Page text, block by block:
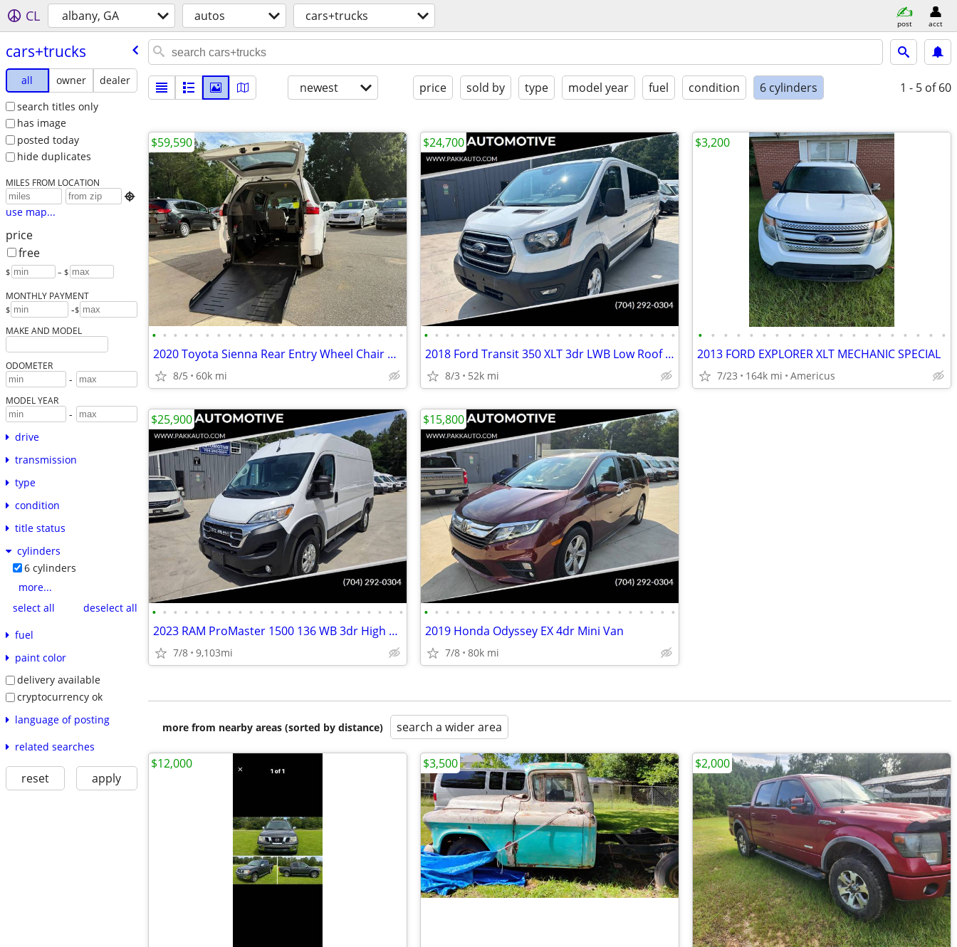
CL albany, GA autos cars+trucks post acct
cars+trucks
all owner
dealer
search titles only
has image
posted today
hide duplicates
MILES FROM LOCATION

use map...
price
free
$ – $
MONTHLY PAYMENT
$ -$
MAKE AND MODEL
ODOMETER
-
MODEL YEAR
-
drive
transmission
type
condition
title status
cylinders
6 cylinders
more...
select all
deselect all
fuel
paint color
delivery available
cryptocurrency ok
language of posting
related searches
reset apply
newest price sold by type model year fuel condition 6 cylinders 1 - 5 of 60
• • • • • • • • • • • • • • • • • • • • • • • •
2020 Toyota Sienna Rear Entry Wheel Chair Accessible
8/5 60k mi
$59,590
• • • • • • • • • • • • • • • • • • • • • • • •
2018 Ford Transit 350 XLT 3dr LWB Low Roof Passenger Van w/Sliding Sid
8/3 52k mi
$24,700
• • • • • • • • • • • • • • • • • • • •
2013 FORD EXPLORER XLT MECHANIC SPECIAL
7/23 164k mi Americus
$3,200
• • • • • • • • • • • • • • • • • • • • • • • •
2023 RAM ProMaster 1500 136 WB 3dr High Roof Cargo Van
7/8 9,103mi
$25,900
• • • • • • • • • • • • • • • • • • • • • • • •
2019 Honda Odyssey EX 4dr Mini Van
7/8 80k mi
$15,800
more from nearby areas (sorted by distance) search a wider area
$12,000 $3,500 $2,000